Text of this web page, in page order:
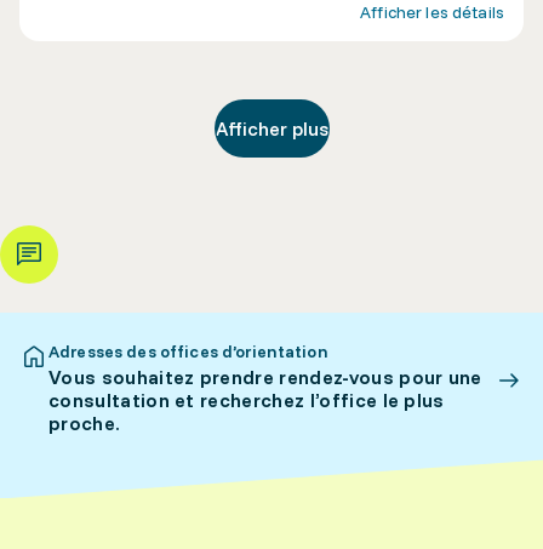
Afficher les détails
Afficher plus
Adresses des offices d’orientation
Vous souhaitez prendre rendez-vous pour une
consultation et recherchez l’office le plus
proche.